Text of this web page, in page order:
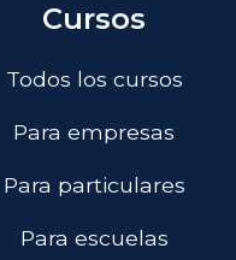
Cursos
Todos los cursos
Para empresas
Para particulares
Para escuelas